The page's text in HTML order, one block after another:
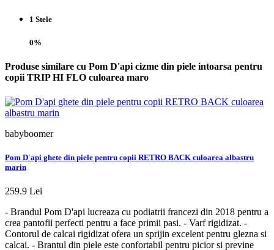
1 Stele
0%
Produse similare cu Pom D'api cizme din piele intoarsa pentru
copii TRIP HI FLO culoarea maro
babyboomer
Pom D'api ghete din piele pentru copii RETRO BACK culoarea albastru
marin
259.9 Lei
- Brandul Pom D'api lucreaza cu podiatrii francezi din 2018 pentru a
crea pantofii perfecti pentru a face primii pasi. - Varf rigidizat. -
Contorul de calcai rigidizat ofera un sprijin excelent pentru glezna si
calcai. - Brantul din piele este confortabil pentru picior si previne